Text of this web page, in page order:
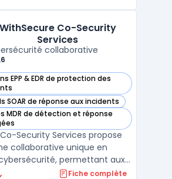
avec des capacités
pour contenir ...
WithSecure Co-Security
Services
collaborative
EPP & EDR de protection des
Co-Security Services dans cette
SOAR de réponse aux incidents
Co-Security Services dans cette
MDR de détection et réponse
Co-Security Services dans cette
Security Services propose
collaborative unique en
permettant aux
travailler en partenariat avec
Fiche complète